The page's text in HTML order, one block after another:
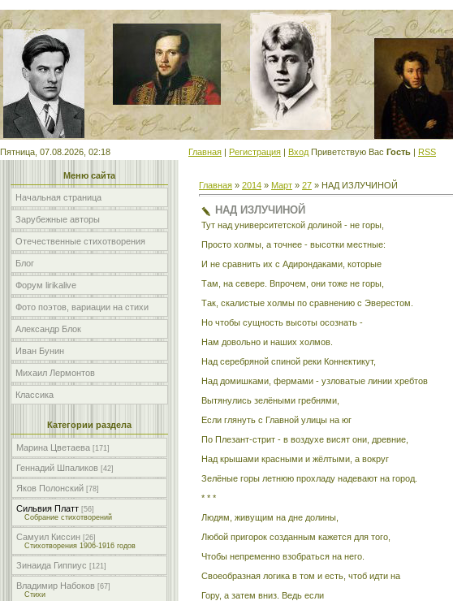
Пятница, 07.08.2026, 02:18 Главная | Регистрация | Вход Приветствую Вас Гость | RSS
Меню сайта
Начальная страница
Зарубежные авторы
Отечественные стихотворения
Блог
Форум lirikalive
Фото поэтов, вариации на стихи
Александр Блок
Иван Бунин
Михаил Лермонтов
Классика
Категории раздела
Марина Цветаева [171]
Геннадий Шпаликов [42]
Яков Полонский [78]
Сильвия Платт [56]
Собрание стихотворений
Самуил Киссин [26]
Стихотворения 1906-1916 годов
Зинаида Гиппиус [121]
Владимир Набоков [67]
Стихи
Главная » 2014 » Март » 27 » НАД ИЗЛУЧИНОЙ
НАД ИЗЛУЧИНОЙ
Тут над университетской долиной - не горы,
Просто холмы, а точнее - высотки местные:
И не сравнить их с Адирондаками, которые
Там, на севере. Впрочем, они тоже не горы,
Так, скалистые холмы по сравнению с Эверестом.
Но чтобы сущность высоты осознать -
Нам довольно и наших холмов.
Над серебряной спиной реки Коннектикут,
Над домишками, фермами - узловатые линии хребтов
Вытянулись зелёными гребнями,
Если глянуть с Главной улицы на юг
По Плезант-стрит - в воздухе висят они, древние,
Над крышами красными и жёлтыми, а вокруг
Зелёные горы летнюю прохладу надевают на город.
* * *
Людям, живущим на дне долины,
Любой пригорок созданным кажется для того,
Чтобы непременно взобраться на него.
Своеобразная логика в том и есть, чтоб идти на
Гору, а затем вниз. Ведь если